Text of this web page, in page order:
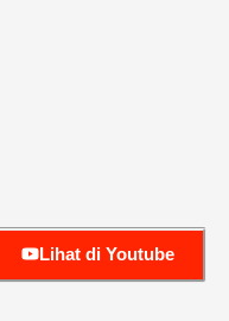
Lihat di Youtube